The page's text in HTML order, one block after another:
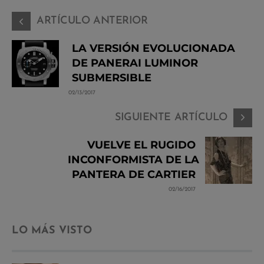
ARTÍCULO ANTERIOR
LA VERSIÓN EVOLUCIONADA
DE PANERAI LUMINOR
SUBMERSIBLE
02/13/2017
SIGUIENTE ARTÍCULO
VUELVE EL RUGIDO
INCONFORMISTA DE LA
PANTERA DE CARTIER
02/16/2017
LO MÁS VISTO